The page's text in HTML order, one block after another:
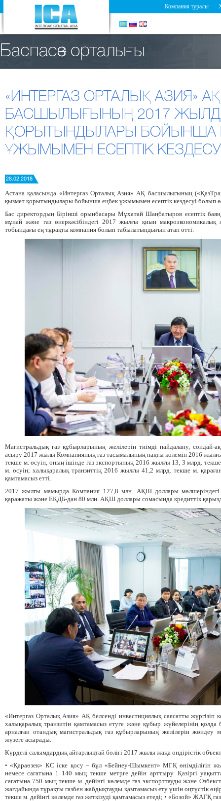
Компания туралы
Баспасөз орталығы
«ИНТЕРГАЗ ОРТАЛЫҚ АЗИЯ» АҚ
БАСШЫЛЫҒЫНЫҢ 2017
ҚОРЫТЫНДЫЛАРЫ БОЙЫНША
ҰЖЫМЫМЕН ЕСЕПТІК
28.02.2018
Астана қаласында «Интергаз Орталық Азия» АҚ басшылығының
қызмет қорытындылары бойынша еңбек ұжымымен есептік кездесуі болып
Бас директордың Бірінші орынбасары Мұхатай Шаңбатыров есептік
мұнай және газ өнеркәсібіндегі 2017 жылғы қиын макроэкономикалық
тобындағы ең тұрақты компания болып табылатындығын атап өтті.
Магистральдық газ құбырларының желілерін тиімді пайдалану, сондай-
асыру 2017 жылы Компанияның газ тасымалының нақты көлемін 2016
текше м. өсуін, оның ішінде газ экспортының 2016 жылғы 13, 3 млрд.
м. өсуін; халықаралық транзиттің 2016 жылғы 41,2 млрд. текше м.
қамтамасыз етті.
2017 жылғы мамырда Компания 127,8 млн. АҚШ доллары мөлшеріндегі
қаражаты және ЕҚДБ-дан 80 млн. АҚШ доллары сомасында кредиттік
«Интергаз Орталық Азия» АҚ белсенді инвестициялық саясатты жүргізіп
халықаралық транзитін қамтамасыз етуге және құбыр жүйелерінің қолда
арналған отандық магистральдық газ құбырларының желілерін
жүзеге асырады.
Күрделі салымдардың айтарлықтай бөлігі 2017 жылы жаңа өндірістік
• «Қараөзек» КС іске қосу – бұл «Бейнеу-Шымкент» МГҚ өнімділігін
немесе сағатына 1 140 мың текше метрге дейін арттыру. Қазіргі
сағатына 750 мың текше м. дейінгі көлемде газ экспорттауды және
жағдайында тұрақты газбен жабдықтауды қамтамасыз ету үшін оңтүстік
текше м. дейінгі көлемде газ жеткізуді қамтамасыз етеді; • «Бозой» ЖАГҚ